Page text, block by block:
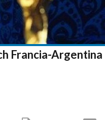
Francia-Argentina